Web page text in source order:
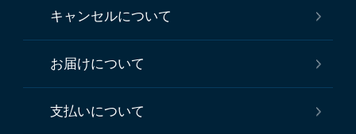
キャンセルについて
お届けについて
支払いについて